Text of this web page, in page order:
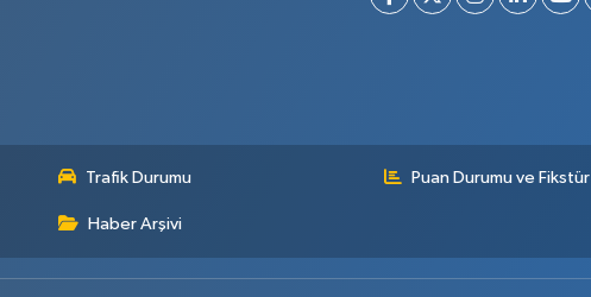
Trafik Durumu Puan Durumu ve Fikstür
Haber Arşivi